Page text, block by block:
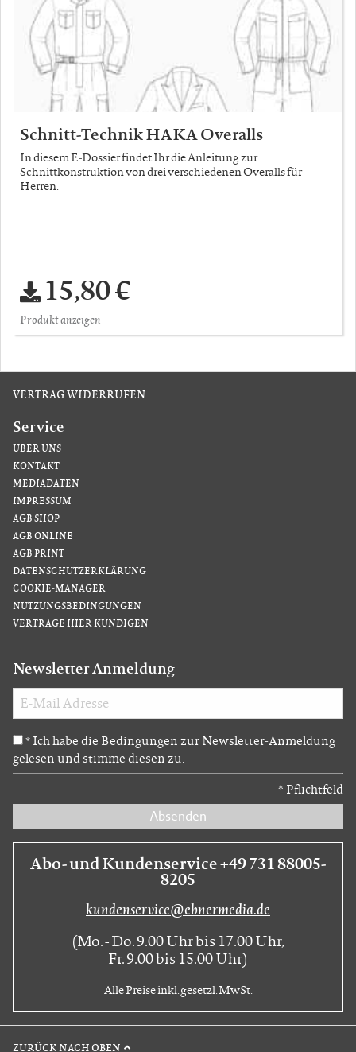
Schnitt-Technik HAKA Overalls
In diesem E-Dossier findet Ihr die Anleitung zur
Schnittkonstruktion von drei verschiedenen Overalls für
Herren.
15,80 €
Produkt anzeigen
VERTRAG WIDERRUFEN
Service
ÜBER UNS
KONTAKT
MEDIADATEN
IMPRESSUM
AGB SHOP
AGB ONLINE
AGB PRINT
DATENSCHUTZERKLÄRUNG
COOKIE-MANAGER
NUTZUNGSBEDINGUNGEN
VERTRÄGE HIER KÜNDIGEN
Newsletter Anmeldung
* Ich habe die Bedingungen zur Newsletter-Anmeldung
gelesen und stimme diesen zu.
* Pflichtfeld
Absenden
Abo- und Kundenservice +49 731 88005-
8205
kundenservice@ebnermedia.de
(Mo. - Do. 9.00 Uhr bis 17.00 Uhr,
Fr. 9.00 bis 15.00 Uhr)
Alle Preise inkl. gesetzl. MwSt.
ZURÜCK NACH OBEN